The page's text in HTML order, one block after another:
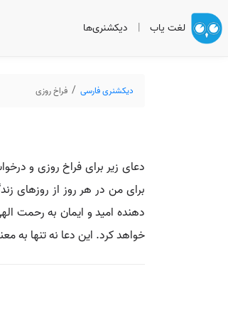
لغت یاب | دیکشنری‌ها
دیکشنری فارسی فراخ روزی
دعای زیر برای فراخ روزی و
برای من در هر روز از روزهای
دهنده امید و ایمان به رحمت
خواهد کرد. این دعا نه تنها به